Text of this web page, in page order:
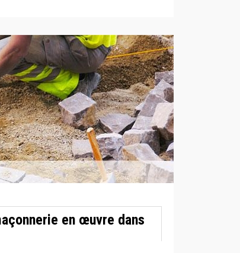
en œuvre dans